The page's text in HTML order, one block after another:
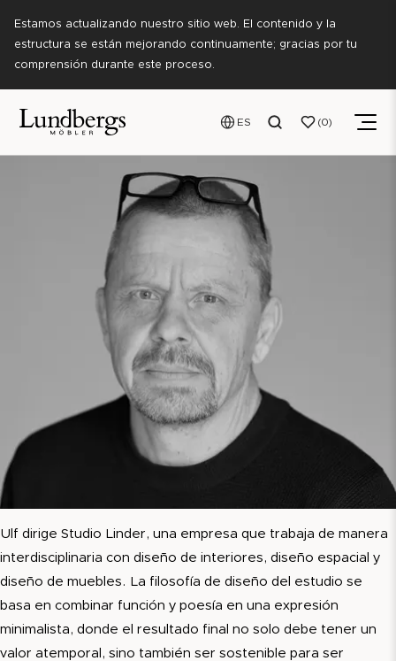
Estamos actualizando nuestro sitio web. El contenido y la
estructura se están mejorando continuamente; gracias por tu
comprensión durante este proceso.
ES 0
Ulf dirige Studio Linder, una empresa que trabaja de manera
interdisciplinaria con diseño de interiores, diseño espacial y
diseño de muebles. La filosofía de diseño del estudio se
basa en combinar función y poesía en una expresión
minimalista, donde el resultado final no solo debe tener un
valor atemporal, sino también ser sostenible para ser